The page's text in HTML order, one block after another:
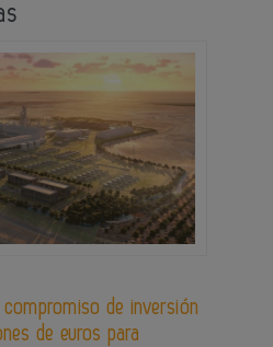
compromiso de inversión
de euros para